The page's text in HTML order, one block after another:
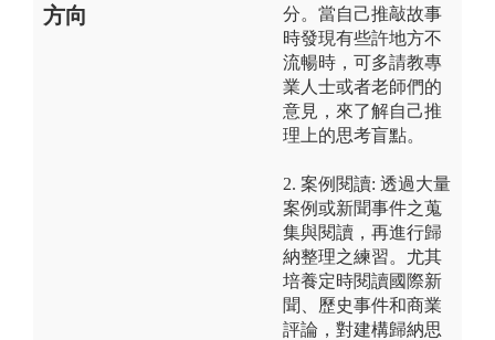
方向
分。當自己推敲故事
時發現有些許地方不
流暢時，可多請教專
業人士或者老師們的
意見，來了解自己推
理上的思考盲點。
2. 案例閱讀: 透過大量
案例或新聞事件之蒐
集與閱讀，再進行歸
納整理之練習。尤其
培養定時閱讀國際新
聞、歷史事件和商業
評論，對建構歸納思